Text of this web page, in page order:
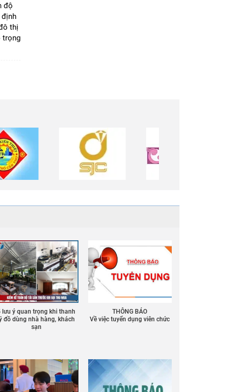
độ
định
thị
trọng
lưu ý quan trọng khi thanh
đồ dùng nhà hàng, khách
sạn
THÔNG BÁO
Về việc tuyển dụng viên chức